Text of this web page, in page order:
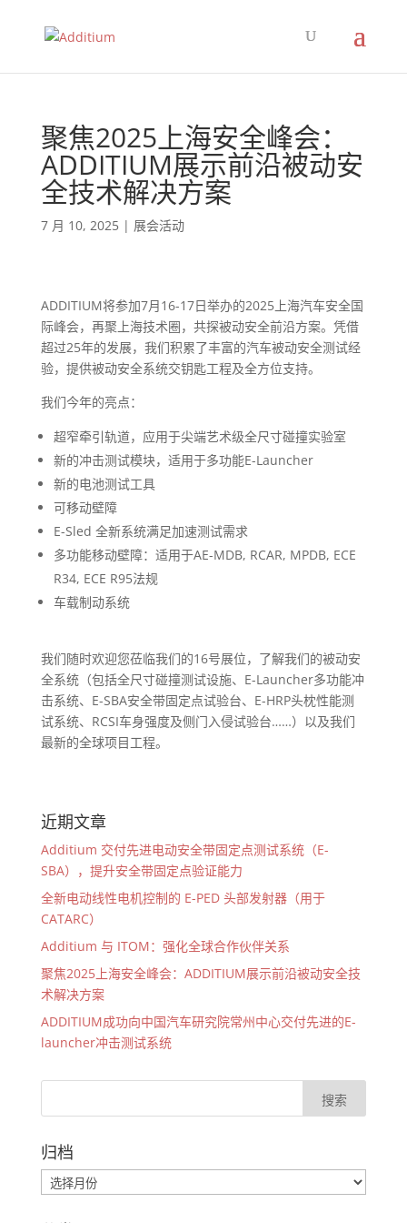
聚焦2025上海安全峰会：
ADDITIUM展示前沿被动安
全技术解决方案
7 月 10, 2025| 展会活动
ADDITIUM将参加7月16-17日举办的2025上海汽车安全国
际峰会，再聚上海技术圈，共探被动安全前沿方案。凭借
超过25年的发展，我们积累了丰富的汽车被动安全测试经
验，提供被动安全系统交钥匙工程及全方位支持。
我们今年的亮点：
超窄牵引轨道，应用于尖端艺术级全尺寸碰撞实验室
新的冲击测试模块，适用于多功能E-Launcher
新的电池测试工具
可移动壁障
E-Sled 全新系统满足加速测试需求
多功能移动壁障：适用于AE-MDB, RCAR, MPDB, ECE
R34, ECE R95法规
车载制动系统
我们随时欢迎您莅临我们的16号展位，了解我们的被动安
全系统（包括全尺寸碰撞测试设施、E-Launcher多功能冲
击系统、E-SBA安全带固定点试验台、E-HRP头枕性能测
试系统、RCSI车身强度及侧门入侵试验台……）以及我们
最新的全球项目工程。
近期文章
Additium 交付先进电动安全带固定点测试系统（E-
SBA），提升安全带固定点验证能力
全新电动线性电机控制的 E-PED 头部发射器（用于
CATARC）
Additium 与 ITOM：强化全球合作伙伴关系
聚焦2025上海安全峰会：ADDITIUM展示前沿被动安全技
术解决方案
ADDITIUM成功向中国汽车研究院常州中心交付先进的E-
launcher冲击测试系统
归档
归
档